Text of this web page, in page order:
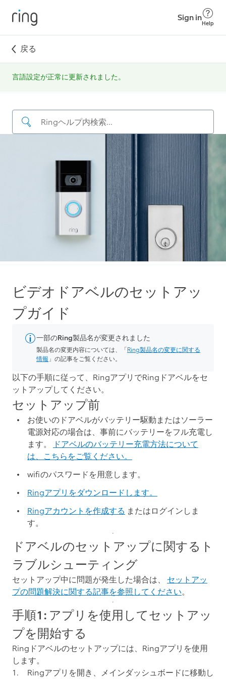
Sign in
Help
戻る
言語‍設定が正常に更新‍されました。
ビデオドアベルのセットアッ
プガイド
一部のRing製品名が変更されました
製品名の変更内容については、「Ring製品名の変更に関する
情報」の記事をご覧ください。
以下の手順に従って、RingアプリでRingドアベルをセ
ットアップしてください。
セットアップ前
お使いのドアベルがバッテリー駆動またはソーラー
電源対応の場合は、事前にバッテリーをフル充電し
ます。
ドアベルのバッテリー充電方法について
は、こちらをご覧ください。
wifiのパスワードを用意します。
Ringアプリをダウンロードします。
Ringアカウントを作成する またはログインしま
す。
ドアベルのセットアップに関するト
ラブルシューティング
セットアップ中に問題が発生した場合は、 セットアッ
プの問題解決に関する記事を参照してください。
手順1: アプリを使用してセットアッ
プを開始する
Ringドアベルのセットアップには、Ringアプリを使用
します。
Ringアプリを開き、メインダッシュボードに移動し